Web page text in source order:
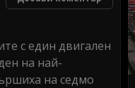
с един двигален
на най-
на седмо